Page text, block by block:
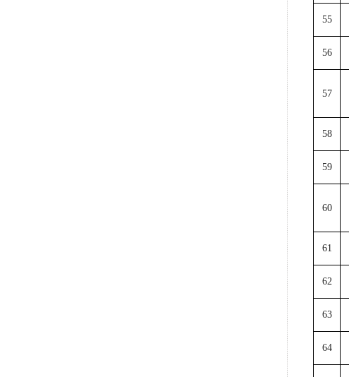
55
56
57
58
59
60
61
62
63
64